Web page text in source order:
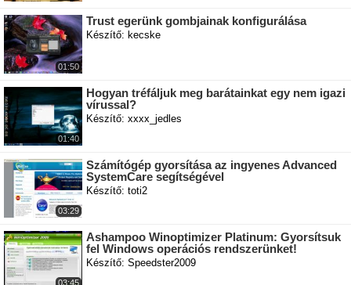
01:50
Trust egerünk gombjainak konfigurálása
Készítő: kecske
01:40
Hogyan tréfáljuk meg barátainkat egy nem igazi
vírussal?
Készítő: xxxx_jedles
03:29
Számítógép gyorsítása az ingyenes Advanced
SystemCare segítségével
Készítő: toti2
03:45
Ashampoo Winoptimizer Platinum: Gyorsítsuk
fel Windows operációs rendszerünket!
Készítő: Speedster2009